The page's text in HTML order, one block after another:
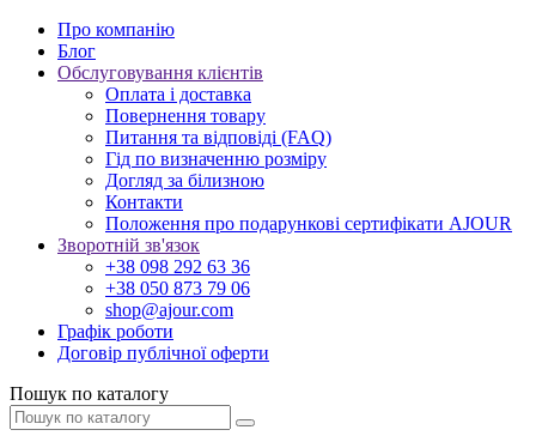
Про компанію
Блог
Обслуговування клієнтів
Оплата і доставка
Повернення товару
Питання та відповіді (FAQ)
Гід по визначенню розміру
Догляд за білизною
Контакти
Положення про подарункові сертифікати AJOUR
Зворотній зв'язок
+38 098 292 63 36
+38 050 873 79 06
shop@ajour.com
Графік роботи
Договір публічної оферти
Пошук по каталогу